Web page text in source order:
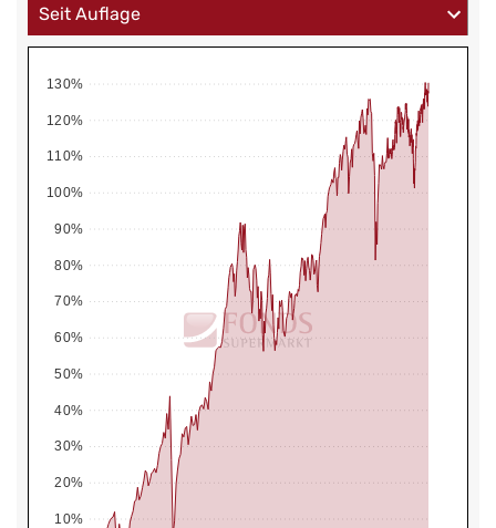
10%
20%
30%
40%
50%
60%
70%
80%
90%
100%
110%
120%
130%